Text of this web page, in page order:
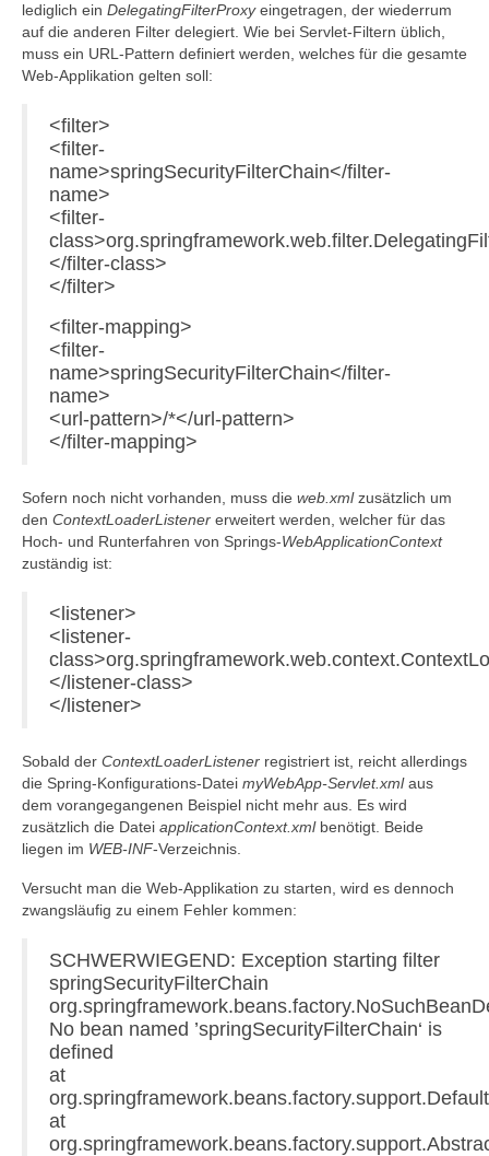
lediglich ein DelegatingFilterProxyeingetragen, der wiederrum
auf die anderen Filter delegiert. Wie bei Servlet-Filtern üblich,
muss ein URL-Pattern definiert werden, welches für die gesamte
Web-Applikation gelten soll:
<filter>
<filter-
name>springSecurityFilterChain</filter-
name>
<filter-
</filter-class>
</filter>
<filter-mapping>
<filter-
name>springSecurityFilterChain</filter-
name>
<url-pattern>/*</url-pattern>
</filter-mapping>
Sofern noch nicht vorhanden, muss die web.xmlzusätzlich um
den ContextLoaderListener erweitert werden, welcher für das
Hoch- und Runterfahren von Springs-WebApplicationContext
zuständig ist:
<listener>
<listener-
</listener-class>
</listener>
Sobald der ContextLoaderListener registriert ist, reicht allerdings
die Spring-Konfigurations-Datei myWebApp-Servlet.xmlaus
dem vorangegangenen Beispiel nicht mehr aus. Es wird
zusätzlich die Datei applicationContext.xmlbenötigt. Beide
liegen im WEB-INF-Verzeichnis.
Versucht man die Web-Applikation zu starten, wird es dennoch
zwangsläufig zu einem Fehler kommen:
SCHWERWIEGEND: Exception starting filter
springSecurityFilterChain
No bean named ’springSecurityFilterChain‘ is
defined
at
at